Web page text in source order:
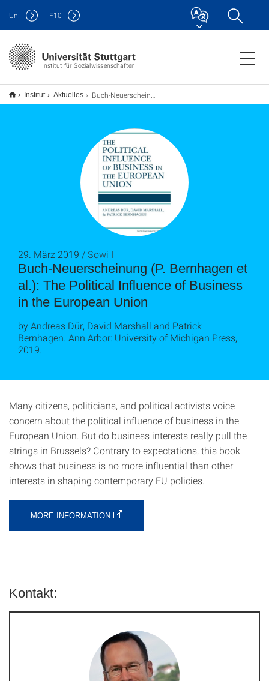
Institut für Sozialwissenschaften
Uni F10
Institut Aktuelles Buch-Neuerscheinung (P. Bernhagen et al.): The Political Influence of Business in the European Union
Buch-Neuerscheinung (P. Bernhagen et
al.): The Political Influence of Business
in the European Union
29. März 2019 /Sowi I
by Andreas Dür, David Marshall and Patrick
Bernhagen. Ann Arbor: University of Michigan Press,
2019.
Many citizens, politicians, and political activists voice
concern about the political influence of business in the
European Union. But do business interests really pull the
strings in Brussels? Contrary to expectations, this book
shows that business is no more influential than other
interests in shaping contemporary EU policies.
MORE INFORMATION
Kontakt: